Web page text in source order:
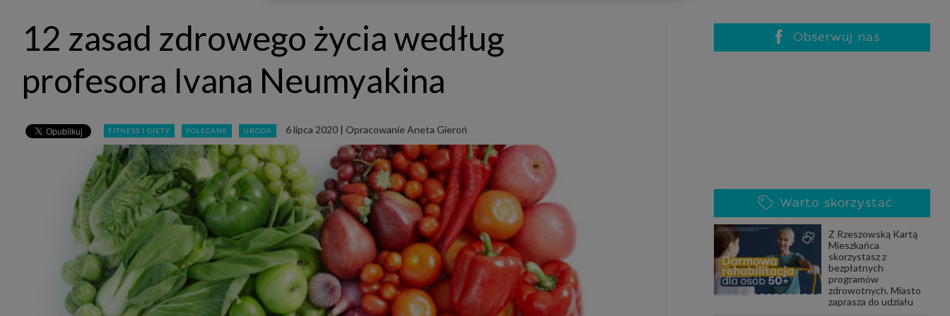
takie nie wymaga dodatkowej zgody z Twojej strony, ale możesz mu się w każdej chwili sprzeciwić. O ile nie
zdecydujesz inaczej, dokonując stosownych zmian ustawień w Twojej przeglądarce, podmioty z Grupy SAGIER
będą również instalować na Twoich urządzeniach pliki cookies i podobne oraz odczytywać informacje z takich
plików. Bliższe informacje o cookies znajdziesz w akapicie „Cookies” pod koniec tej informacji.
Administrator danych osobowych
Administratorami Twoich danych są podmioty z Grupy SAGIER czyli podmioty z grupy kapitałowej SAGIER, w
której skład wchodzą Sagier Sp. z o.o. ul. Cegielniana 18c/3, 35-310 Rzeszów oraz Podmioty Zależne. Ponadto, w
PODMIIOTY ZALEŻNE:
http://www.biznesistyl.pl/
http://poradnikbudowlany.eu/
https://modnieizdrowo.pl/
http://www.sagier.pl/
Jeżeli wyrazisz zgodę, o którą wyżej prosimy, administratorami Twoich danych osobowych będą także nasi
Zaufani Partnerzy. Listę Zaufanych Partnerów możesz sprawdzić w każdym momencie na stronie naszej
prywatności
i tam też zmodyfikować lub cofnąć swoje zgody.
Podstawa i cel przetwarzania
Twoje dane przetwarzamy w następujących celach:
1. Jeśli zawieramy z Tobą umowę o realizację danej usługi (np. usługi zapewniającej Ci możliwość zapoznania się
z jednym z naszych serwisów w oparciu o treść regulaminu tego serwisu), to możemy przetwarzać Twoje dane w
12 zasad zdrowego życia według
profesora Ivana Neumyakina
FITNESS I DIETY POLECANE URODA 6 lipca 2020| Opracowanie Aneta Gieroń
Obserwuj nas
Warto skorzystać
Z Rzeszowską Kartą
Mieszkańca
skorzystasz z
bezpłatnych
programów
zdrowotnych. Miasto
zaprasza do udziału